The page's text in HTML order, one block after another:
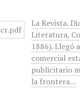
La Revista.
Literatura,
1886). Llegó
comercial
publicitario
la frontera…